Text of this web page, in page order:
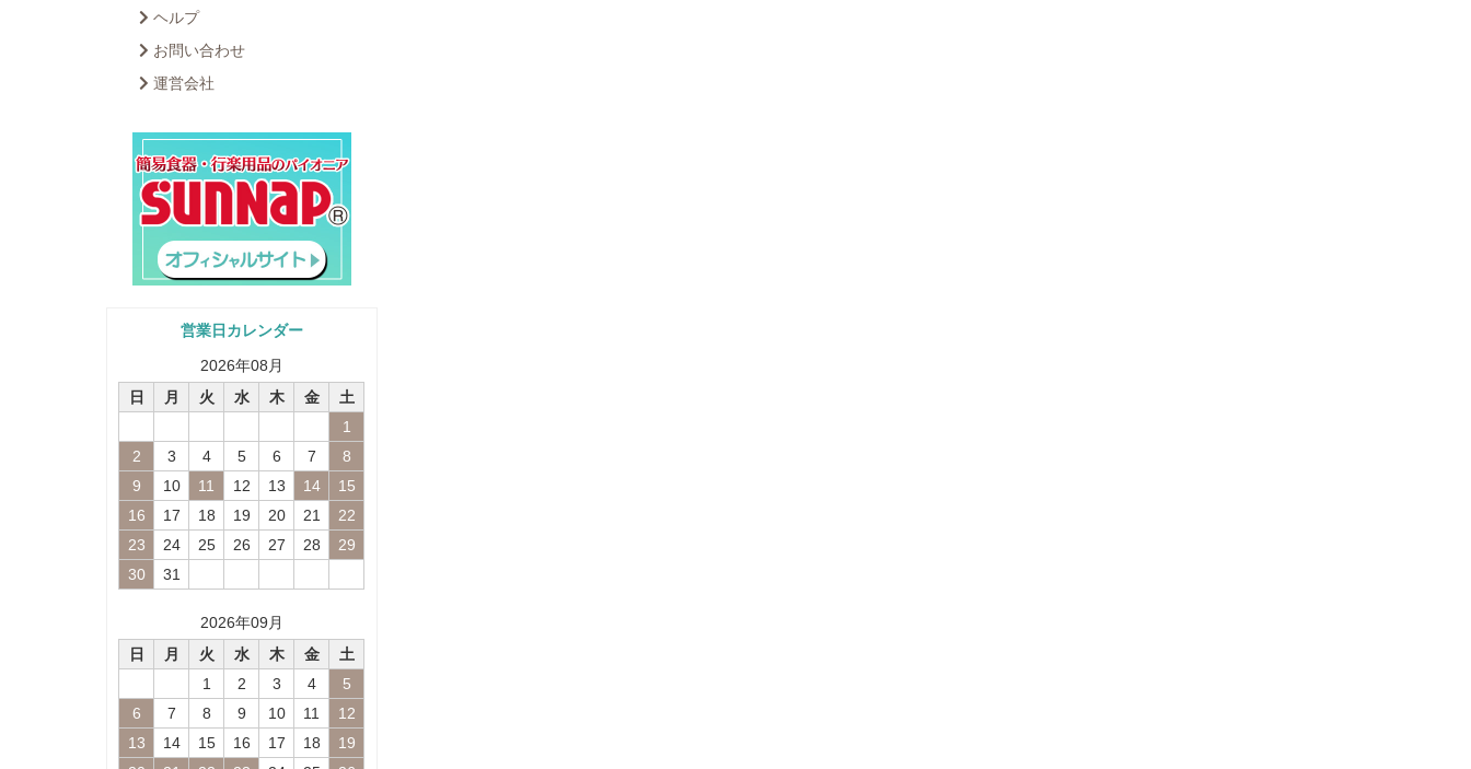
ヘルプ
お問い合わせ
運営会社
営業日カレンダー
2026年08 月
日
月 火 水 木 金
土
1
2
3 4 5 6 7
8
9
10 11 12 13 14
15
16
17 18 19 20 21
22
23
24 25 26 27 28
29
30
31
2026年09 月
日
月 火 水 木 金
土
1
2 3 4
5
6
7 8 9 10 11
12
13
14 15 16 17 18
19